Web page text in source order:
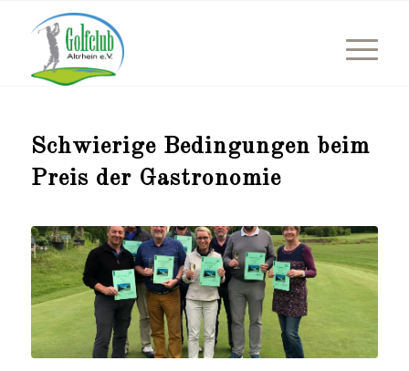
Schwierige Bedingungen beim
Preis der Gastronomie